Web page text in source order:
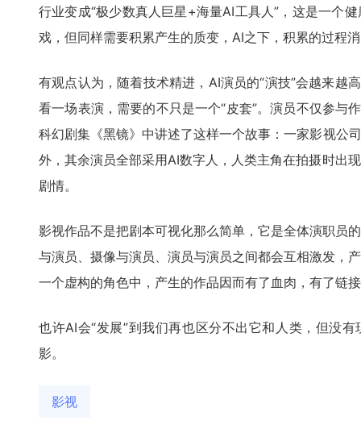
行业变成“极少数真人巨星+海量AI工具人”，这是一个
戏，但同样需要积累产生的质变，AI之下，积累的过程
有观点认为，随着技术精进，AI演员的“演技”会越来越
看一场表演，需要的不只是一个“皮套”。演员不仅参与
科幻剧集《黑镜》中讲述了这样一个故事：一家影视公
外，其余演员全部采用AI数字人，人类主角在拍摄时出
剧情。
影视作品不是把剧本可视化那么简单，它是全体演职员
与演员、摄像与演员、演员与演员之间都会互相激发，
一个虚构的角色中，产生的作品因而有了血肉，有了
也许AI会“发展”到我们再也区分不出它和人类，但没
影。
影视